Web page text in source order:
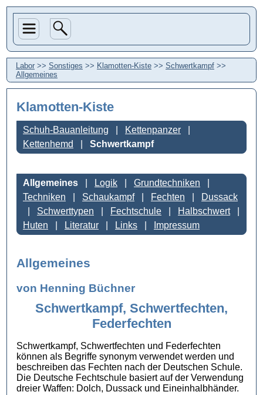
Labor >> Sonstiges >> Klamotten-Kiste >> Schwertkampf >>
Allgemeines
Klamotten-Kiste
Schuh-Bauanleitung
Kettenpanzer
Kettenhemd
Schwertkampf
Allgemeines Logik
Grundtechniken
Techniken
Schaukampf Fechten
Dussack
Schwerttypen
Fechtschule
Halbschwert
Huten
Literatur Links Impressum
Allgemeines
von Henning Büchner
Schwertkampf, Schwertfechten,
Federfechten
Schwertkampf, Schwertfechten und Federfechten
können als Begriffe synonym verwendet werden und
beschreiben das Fechten nach der Deutschen Schule.
Die Deutsche Fechtschule basiert auf der Verwendung
dreier Waffen: Dolch, Dussack und Eineinhalbhänder.